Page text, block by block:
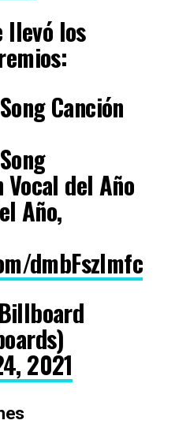
llevó los
Canción
del Año
Año,
dmbFszlmfc
2021